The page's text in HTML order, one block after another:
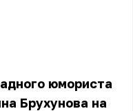
юмориста
Брухунова на